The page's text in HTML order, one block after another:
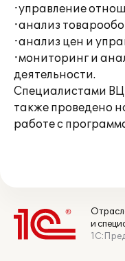
·управление
·анализ
·анализ цен и
·мониторинг и
деятельности.
Специалистами ВЦ
также проведено
работе с
и